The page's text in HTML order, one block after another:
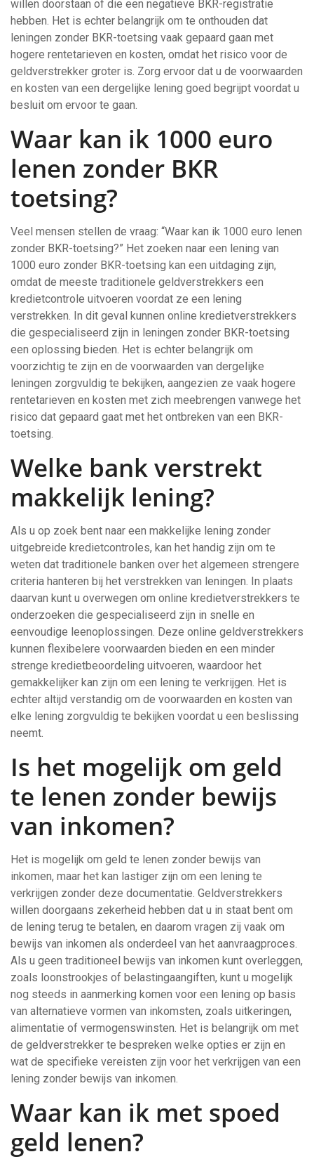
willen doorstaan of die een negatieve BKR-registratie
hebben. Het is echter belangrijk om te onthouden dat
leningen zonder BKR-toetsing vaak gepaard gaan met
hogere rentetarieven en kosten, omdat het risico voor de
geldverstrekker groter is. Zorg ervoor dat u de voorwaarden
en kosten van een dergelijke lening goed begrijpt voordat u
besluit om ervoor te gaan.
Waar kan ik 1000 euro
lenen zonder BKR
toetsing?
Veel mensen stellen de vraag: “Waar kan ik 1000 euro lenen
zonder BKR-toetsing?” Het zoeken naar een lening van
1000 euro zonder BKR-toetsing kan een uitdaging zijn,
omdat de meeste traditionele geldverstrekkers een
kredietcontrole uitvoeren voordat ze een lening
verstrekken. In dit geval kunnen online kredietverstrekkers
die gespecialiseerd zijn in leningen zonder BKR-toetsing
een oplossing bieden. Het is echter belangrijk om
voorzichtig te zijn en de voorwaarden van dergelijke
leningen zorgvuldig te bekijken, aangezien ze vaak hogere
rentetarieven en kosten met zich meebrengen vanwege het
risico dat gepaard gaat met het ontbreken van een BKR-
toetsing.
Welke bank verstrekt
makkelijk lening?
Als u op zoek bent naar een makkelijke lening zonder
uitgebreide kredietcontroles, kan het handig zijn om te
weten dat traditionele banken over het algemeen strengere
criteria hanteren bij het verstrekken van leningen. In plaats
daarvan kunt u overwegen om online kredietverstrekkers te
onderzoeken die gespecialiseerd zijn in snelle en
eenvoudige leenoplossingen. Deze online geldverstrekkers
kunnen flexibelere voorwaarden bieden en een minder
strenge kredietbeoordeling uitvoeren, waardoor het
gemakkelijker kan zijn om een lening te verkrijgen. Het is
echter altijd verstandig om de voorwaarden en kosten van
elke lening zorgvuldig te bekijken voordat u een beslissing
neemt.
Is het mogelijk om geld
te lenen zonder bewijs
van inkomen?
Het is mogelijk om geld te lenen zonder bewijs van
inkomen, maar het kan lastiger zijn om een lening te
verkrijgen zonder deze documentatie. Geldverstrekkers
willen doorgaans zekerheid hebben dat u in staat bent om
de lening terug te betalen, en daarom vragen zij vaak om
bewijs van inkomen als onderdeel van het aanvraagproces.
Als u geen traditioneel bewijs van inkomen kunt overleggen,
zoals loonstrookjes of belastingaangiften, kunt u mogelijk
nog steeds in aanmerking komen voor een lening op basis
van alternatieve vormen van inkomsten, zoals uitkeringen,
alimentatie of vermogenswinsten. Het is belangrijk om met
de geldverstrekker te bespreken welke opties er zijn en
wat de specifieke vereisten zijn voor het verkrijgen van een
lening zonder bewijs van inkomen.
Waar kan ik met spoed
geld lenen?